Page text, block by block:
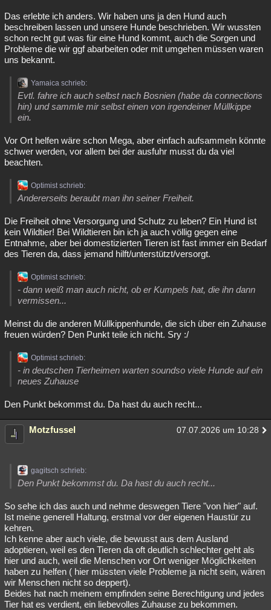
Das erlebte ich anders. Wir haben uns ja den Hund auch
beschreiben lassen und unsere Hunde beschrieben. Wir wussten
schon recht gut was für eine Hund kommt, auch die Sorgen und
Probleme die wir ggf abarbeiten oder mit umgehen müssen waren
uns bekannt.
Yamaica schrieb:
Evtl. fahre ich auch selbst nach Bosnien (habe da connections
hin) und sammle mir selbst einen von irgendeiner Müllkippe
ein.
Vor Ort helfen wäre schon Mega, aber einfach aufsammeln könnte
schwer werden, vor allem bei der ausfuhr musst du da viel
beachten.
Optimist schrieb:
Andererseits beraubt man ihn seiner Freiheit.
Die Freiheit ohne Versorgung und Schutz zu leben? Ein Hund ist
kein Wildtier! Bei Wildtieren bin ich ja auch völlig gegen eine
Entnahme, aber bei domestizierten Tieren ist fast immer ein Bedarf
des Tieren da, dass jemand hilft/unterstützt/versorgt.
Optimist schrieb:
- dann weiß man auch nicht, ob er Kumpels hat, die ihn dann
vermissen...
Meinst du die anderen Müllkippenhunde, die sich über ein Zuhause
freuen würden? Den Punkt teile ich nicht. Sry :/
Optimist schrieb:
- in deutschen Tierheimen warten soundso viele Hunde auf ein
neues Zuhause
Den Punkt bekommst du. Da hast du auch recht...
Motzfussel 07.07.2026 um 10:28
gagitsch schrieb:
Den Punkt bekommst du. Da hast du auch recht...
So sehe ich das auch und nehme deswegen Tiere "von hier" auf.
Ist meine generell Haltung, erstmal vor der eigenen Haustür zu
kehren.
Ich kenne aber auch viele, die bewusst aus dem Ausland
adoptieren, weil es den Tieren da oft deutlich schlechter geht als
hier und auch, weil die Menschen vor Ort weniger Möglichkeiten
haben zu helfen ( hier müssten viele Probleme ja nicht sein, wären
wir Menschen nicht so deppert).
Beides hat nach meinem empfinden seine Berechtigung und jedes
Tier hat es verdient, ein liebevolles Zuhause zu bekommen.